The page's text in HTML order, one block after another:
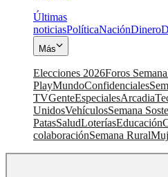
Últimas
noticiasPolíticaNaciónDinero
Más
Elecciones 2026Foros Semana
PlayMundoConfidenciales
TVGenteEspecialesArcadia
UnidosVehículosSemana
PatasSaludLoteríasEducación
colaboraciónSemana Rural